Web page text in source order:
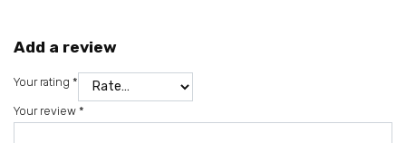
Add a review
Your rating *
Your review *